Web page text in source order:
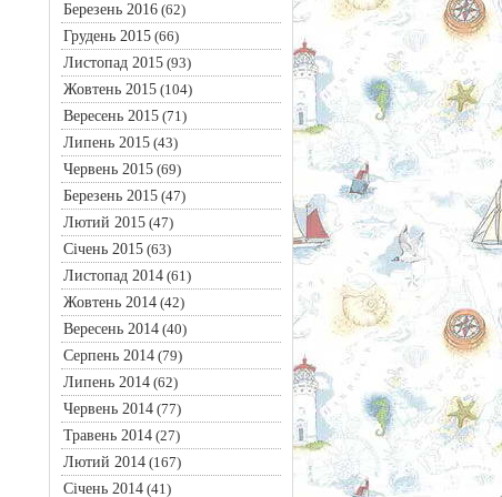
Березень 2016(62)
Грудень 2015(66)
Листопад 2015(93)
Жовтень 2015(104)
Вересень 2015(71)
Липень 2015(43)
Червень 2015(69)
Березень 2015(47)
Лютий 2015(47)
Січень 2015(63)
Листопад 2014(61)
Жовтень 2014(42)
Вересень 2014(40)
Серпень 2014(79)
Липень 2014(62)
Червень 2014(77)
Травень 2014(27)
Лютий 2014(167)
Січень 2014(41)